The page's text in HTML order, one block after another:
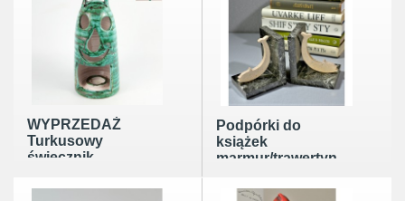
WYPRZEDAŻ
Turkusowy
świecznik
Dybisewszky
Podpórki do
książek
marmur/trawertyn
połowa XXw